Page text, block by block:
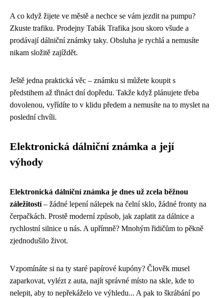
A co když žijete ve městě a nechce se vám jezdit na pumpu?
Zkuste trafiku. Prodejny Tabák Trafika jsou skoro všude a
prodávají dálniční známky taky. Obsluha je rychlá a nemusíte
nikam složitě zajíždět.
Ještě jedna praktická věc – známku si můžete koupit s
předstihem až třináct dní dopředu. Takže když plánujete třeba
dovolenou, vyřídíte to v klidu předem a nemusíte na to myslet na
poslední chvíli.
Elektronická dálniční známka a její
výhody
Elektronická dálniční známka je dnes už zcela běžnou
záležitostí– žádné lepení nálepek na čelní sklo, žádné fronty na
čerpačkách. Prostě moderní způsob, jak zaplatit za dálnice a
rychlostní silnice u nás. A upřímně? Mnohým řidičům to pěkně
zjednodušilo život.
Vzpomínáte si na ty staré papírové kupóny? Člověk musel
zaparkovat, vylézt z auta, najít správné místo na skle, kde to
nelepit, aby to nepřekáželo ve výhledu... A pak to škrábání po